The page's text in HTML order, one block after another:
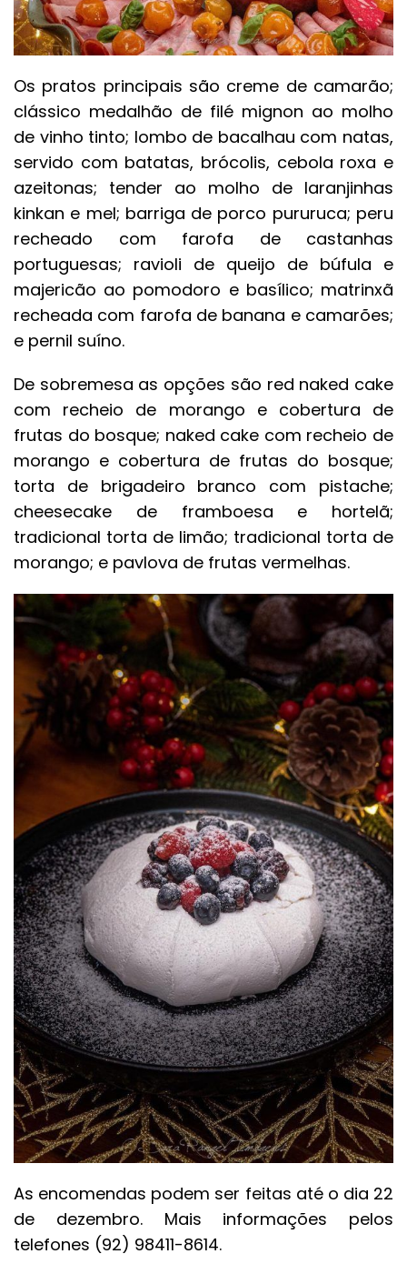
Os pratos principais são creme de camarão;
clássico medalhão de filé mignon ao molho
de vinho tinto; lombo de bacalhau com natas,
servido com batatas, brócolis, cebola roxa e
azeitonas; tender ao molho de laranjinhas
kinkan e mel; barriga de porco pururuca; peru
recheado com farofa de castanhas
portuguesas; ravioli de queijo de búfula e
majericão ao pomodoro e basílico; matrinxã
recheada com farofa de banana e camarões;
e pernil suíno.
De sobremesa as opções são red naked cake
com recheio de morango e cobertura de
frutas do bosque; naked cake com recheio de
morango e cobertura de frutas do bosque;
torta de brigadeiro branco com pistache;
cheesecake de framboesa e hortelã;
tradicional torta de limão; tradicional torta de
morango; e pavlova de frutas vermelhas.
As encomendas podem ser feitas até o dia 22
de dezembro. Mais informações pelos
telefones (92) 98411-8614.